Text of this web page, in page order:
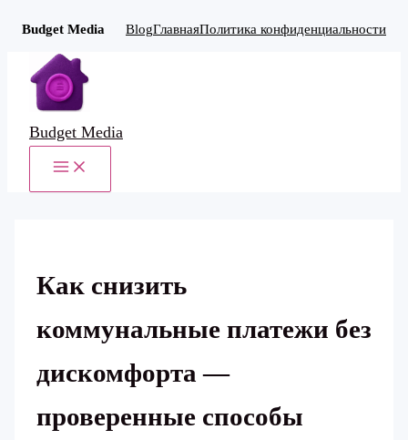
Budget Media BlogГлавнаяПолитика конфиденциальности
Перейти
содержимому
Budget Media
MAIN
Как снизить
коммунальные платежи без
дискомфорта —
проверенные способы